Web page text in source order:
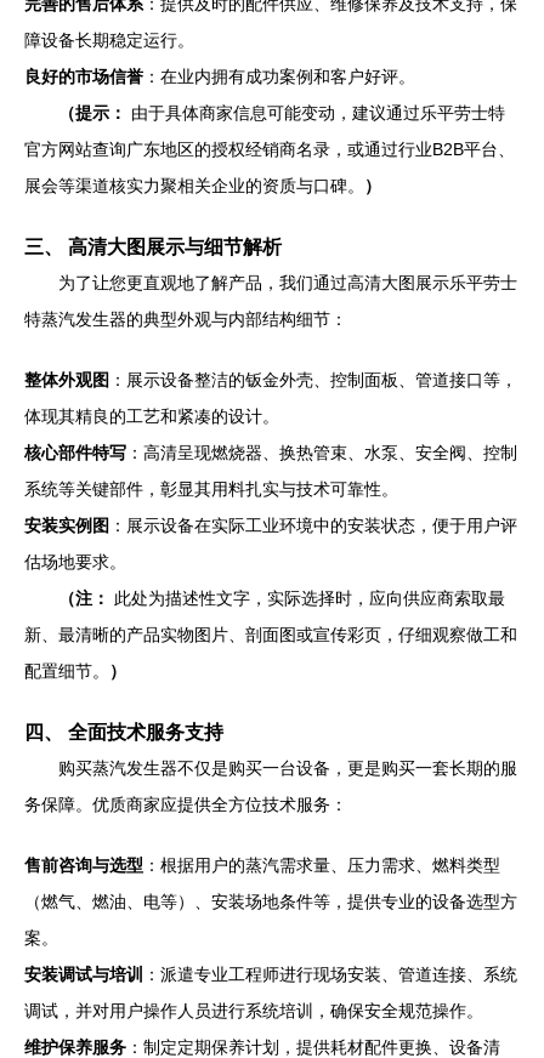
障设备长期稳定运行。
良好的市场信誉 ：在业内拥有成功案例和客户好评。
（提示：
由于具体商家信息可能变动，建议通过乐平劳士特
官方网站查询广东地区的授权经销商名录，或通过行业B2B平台、
展会等渠道核实力聚相关企业的资质与口碑。
）
三、 高清大图展示与细节解析
为了让您更直观地了解产品，我们通过高清大图展示乐平劳士
特蒸汽发生器的典型外观与内部结构细节：
整体外观图 ：展示设备整洁的钣金外壳、控制面板、管道接口等，
体现其精良的工艺和紧凑的设计。
核心部件特写 ：高清呈现燃烧器、换热管束、水泵、安全阀、控制
系统等关键部件，彰显其用料扎实与技术可靠性。
安装实例图 ：展示设备在实际工业环境中的安装状态，便于用户评
估场地要求。
（注：
此处为描述性文字，实际选择时，应向供应商索取最
新、最清晰的产品实物图片、剖面图或宣传彩页，仔细观察做工和
配置细节。
）
四、 全面技术服务支持
购买蒸汽发生器不仅是购买一台设备，更是购买一套长期的服
务保障。优质商家应提供全方位技术服务：
售前咨询与选型 ：根据用户的蒸汽需求量、压力需求、燃料类型
（燃气、燃油、电等）、安装场地条件等，提供专业的设备选型方
案。
安装调试与培训
：派遣专业工程师进行现场安装、管道连接、系统
调试，并对用户操作人员进行系统培训，确保安全规范操作。
维护保养服务 ：制定定期保养计划，提供耗材配件更换、设备清